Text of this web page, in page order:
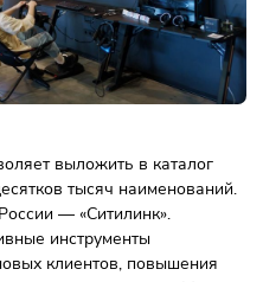
возросла в период
окончания люди не
в онлайн-
сэкономить на аренде
минимизировать или